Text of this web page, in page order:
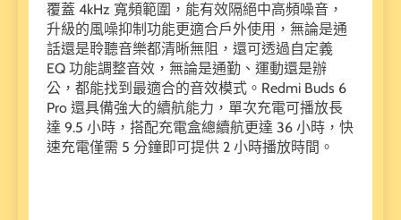
覆蓋 4kHz 寬頻範圍，能有效隔絕中高頻噪音，
升級的風噪抑制功能更適合戶外使用，無論是通
話還是聆聽音樂都清晰無阻，還可透過自定義
EQ 功能調整音效，無論是通勤、運動還是辦
公，都能找到最適合的音效模式。Redmi Buds 6
Pro 還具備強大的續航能力，單次充電可播放長
達 9.5 小時，搭配充電盒總續航更達 36 小時，快
速充電僅需 5 分鐘即可提供 2 小時播放時間。